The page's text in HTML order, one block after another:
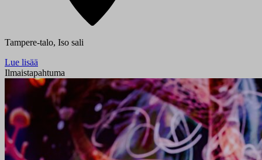
Tampere-talo, Iso sali
Lue lisää
Ilmaistapahtuma